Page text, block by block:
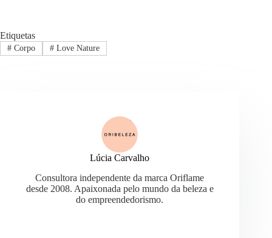
Etiquetas
#Corpo #Love Nature
Lúcia Carvalho
Consultora independente da marca Oriflame
desde 2008. Apaixonada pelo mundo da beleza e
do empreendedorismo.